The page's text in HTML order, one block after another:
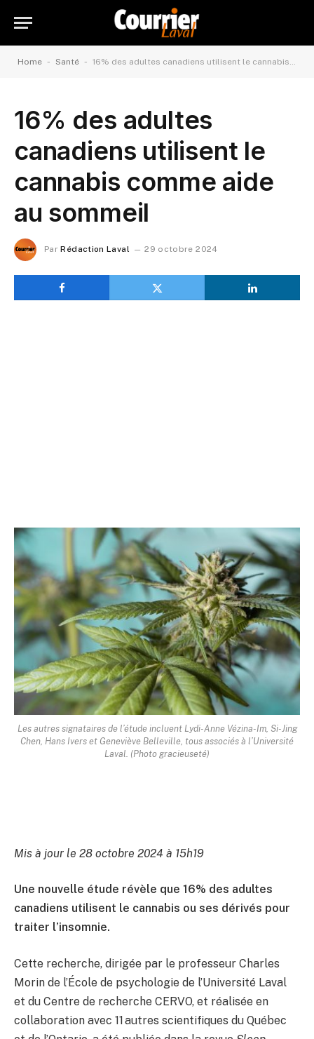
Home - Santé - 16% des adultes canadiens utilisent le cannabis comme aide au sommeil
16% des adultes
canadiens utilisent le
cannabis comme aide
au sommeil
Par Rédaction Laval 29 octobre 2024
Les autres signataires de l’étude incluent Lydi-Anne Vézina-Im, Si-Jing
Chen, Hans Ivers et Geneviève Belleville, tous associés à l’Université
Laval. (Photo gracieuseté)
Mis à jour le 28 octobre 2024 à 15h19
Une nouvelle étude révèle que 16% des adultes
canadiens utilisent le cannabis ou ses dérivés pour
traiter l’insomnie.
Cette recherche, dirigée par le professeur Charles
Morin de l’École de psychologie de l’Université Laval
et du Centre de recherche CERVO, et réalisée en
collaboration avec 11 autres scientifiques du Québec